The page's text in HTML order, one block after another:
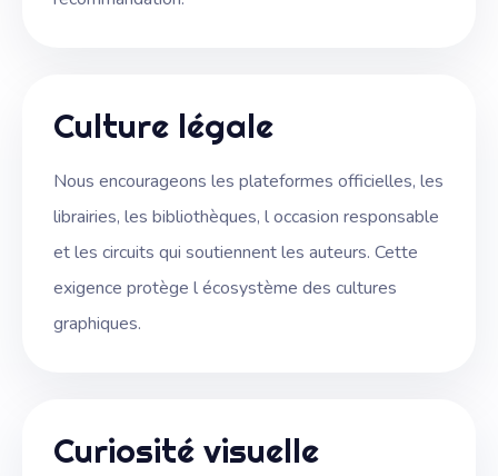
Culture légale
Nous encourageons les plateformes officielles, les
librairies, les bibliothèques, l occasion responsable
et les circuits qui soutiennent les auteurs. Cette
exigence protège l écosystème des cultures
graphiques.
Curiosité visuelle